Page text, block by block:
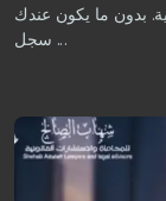
بدون ما يكون عندك
سجل ...